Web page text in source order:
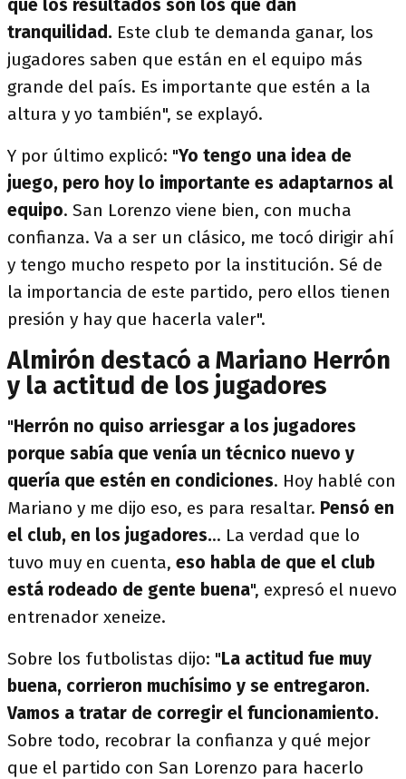
que los resultados son los que dan
tranquilidad. Este club te demanda ganar, los
jugadores saben que están en el equipo más
grande del país. Es importante que estén a la
altura y yo también", se explayó.
Y por último explicó: "Yo tengo una idea de
juego, pero hoy lo importante es adaptarnos al
equipo. San Lorenzo viene bien, con mucha
confianza. Va a ser un clásico, me tocó dirigir ahí
y tengo mucho respeto por la institución. Sé de
la importancia de este partido, pero ellos tienen
presión y hay que hacerla valer".
Almirón destacó a Mariano Herrón
y la actitud de los jugadores
"Herrón no quiso arriesgar a los jugadores
porque sabía que venía un técnico nuevo y
quería que estén en condiciones. Hoy hablé con
Mariano y me dijo eso, es para resaltar. Pensó en
el club, en los jugadores... La verdad que lo
tuvo muy en cuenta, eso habla de que el club
está rodeado de gente buena", expresó el nuevo
entrenador xeneize.
Sobre los futbolistas dijo: "La actitud fue muy
buena, corrieron muchísimo y se entregaron.
Vamos a tratar de corregir el funcionamiento.
Sobre todo, recobrar la confianza y qué mejor
que el partido con San Lorenzo para hacerlo